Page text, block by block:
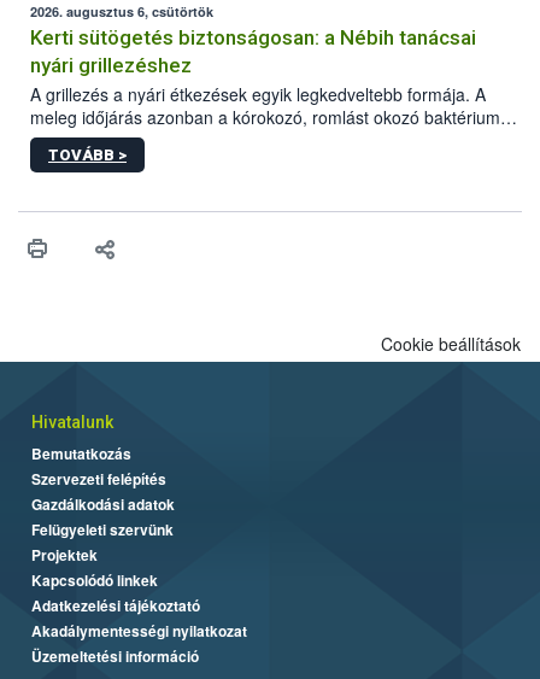
érésű szőlőkben is legyen lehetőség a károsító elleni további
védekezésre. Az Oroganic készítmény kis kiszerelésben kiskerti
felhasználók számára is elérhető és ökológiai termesztésben is
engedélyezett.
2026. augusztus 6, csütörtök
Kerti sütögetés biztonságosan: a Nébih tanácsai
nyári grillezéshez
A grillezés a nyári étkezések egyik legkedveltebb formája. A
meleg időjárás azonban a kórokozó, romlást okozó baktériumok
gyorsabb szaporodásának is kedvez. A szabadtéri sütögetés
ezért nem csupán a megfelelő sütési technikáról szól: legalább
higiéniai szabályok betartása, a megfelelő hőkezelés, valamint a
biztonsági Hivatal (Nébih) Oktatási Programja összegyűjtötte a
TOVÁBB >
Cookie beállítások
Hivatalunk
Bemutatkozás
Szervezeti felépítés
Gazdálkodási adatok
Felügyeleti szervünk
Projektek
Kapcsolódó linkek
Adatkezelési tájékoztató
Akadálymentességi nyilatkozat
Üzemeltetési információ